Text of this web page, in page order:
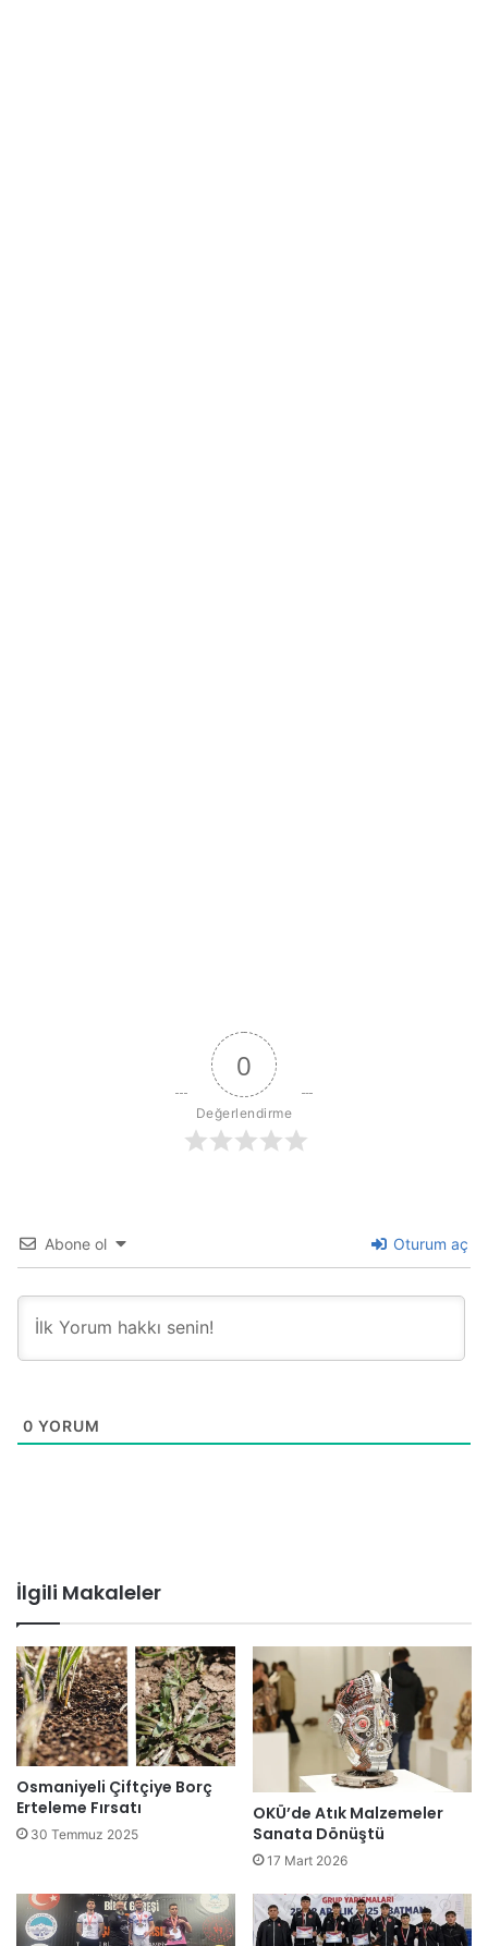
0
Değerlendirme
Abone ol Oturum aç
0 YORUM
İlgili Makaleler
Osmaniyeli Çiftçiye Borç
Erteleme Fırsatı
30 Temmuz 2025
OKÜ’de Atık Malzemeler
Sanata Dönüştü
17 Mart 2026